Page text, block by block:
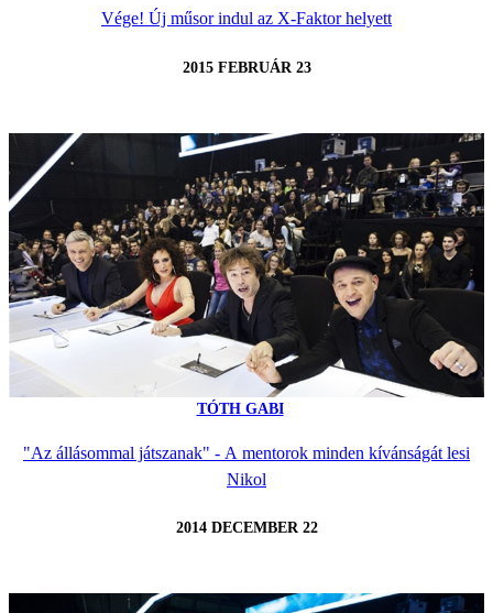
Vége! Új műsor indul az X-Faktor helyett
2015 FEBRUÁR 23
TÓTH GABI
"Az állásommal játszanak" - A mentorok minden kívánságát lesi
Nikol
2014 DECEMBER 22